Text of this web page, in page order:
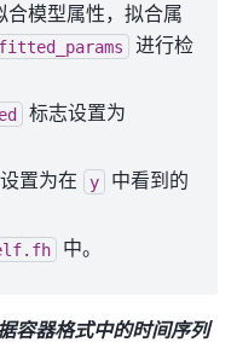
合模型属性，拟合属
进行检
标志设置为
设置为在 y
中看到的
中。
容器格式中的时间序列